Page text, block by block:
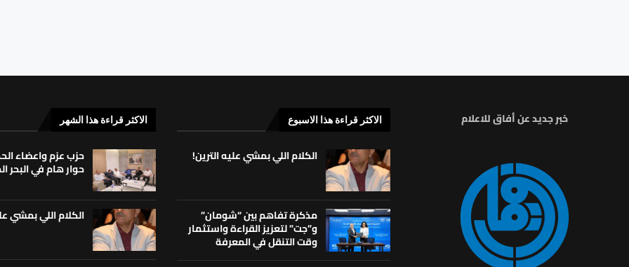
خبر جديد عن أفاق للاعلام الاكثر قراءة هذا الاسبوع
الكلام اللي بمشي عليه الترين!
مذكرة تفاهم بين “شومان”
و”جت” لتعزيز القراءة واستثمار
وقت التنقل في المعرفة
الاكثر قراءة هذا الشهر
حزب عزم واعضاء
حوار هام في البحر
الكلام اللي بمشي